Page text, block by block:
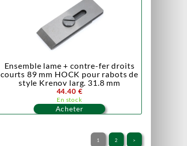
Ensemble lame + contre-fer droits
courts 89 mm HOCK pour rabots de
style Krenov larg. 31.8 mm
44.40 €
En stock
Acheter
1 2 >